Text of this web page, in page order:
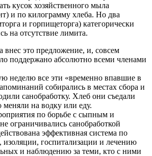
кусок хозяйственного мыла
и по килограмму хлеба. Но два
и горпищеторга) категорически
на отсутствие лимита.
внес это предложение, и, совсем
поддержано абсолютно всеми членами
неделю все эти «временно впавшие в
собирались в местах сбора и
санобработку. Хлеб они съедали
на водку или еду.
по борьбе с сыпным и
ограничивались санобработкой
эффективная система по
госпитализации и лечению
и наблюдению за теми, кто с ними